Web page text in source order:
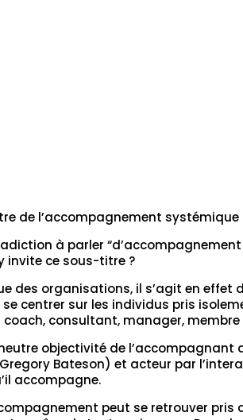
de l’accompagnement
à parler
invite ce sous-titre ?
des organisations, il s’agit en
centrer sur les individus pris
consultant, manager, membre
objectivité de
Bateson) et acteur par
accompagne.
peut se retrouver